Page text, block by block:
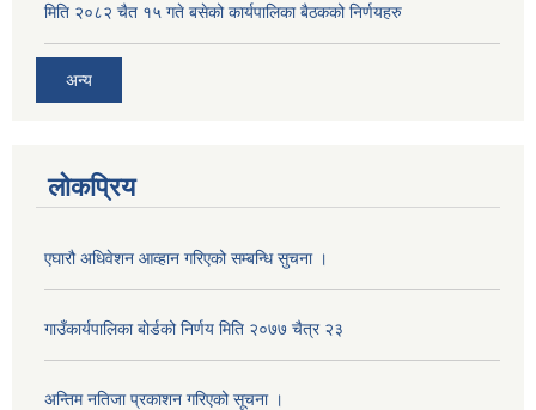
मिति २०८२ चैत १५ गते बसेको कार्यपालिका बैठकको निर्णयहरु
अन्य
लोकप्रिय
एघारौ अधिवेशन आव्हान गरिएको सम्बन्धि सुचना ।
गाउँकार्यपालिका बोर्डको निर्णय मिति २०७७ चैत्र २३
अन्तिम नतिजा प्रकाशन गरिएको सूचना ।